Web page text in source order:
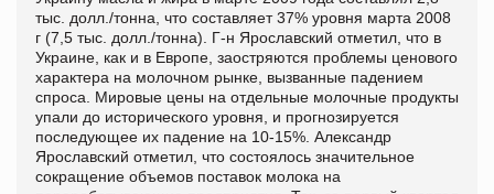
тыс. долл./тонна, что составляет 37% уровня марта 2008
г (7,5 тыс. долл./тонна). Г-н Ярославский отметил, что в
Украине, как и в Европе, заостряются проблемы ценового
характера на молочном рынке, вызванные падением
спроса. Мировые цены на отдельные молочные продукты
упали до исторического уровня, и прогнозируется
последующее их падение на 10-15%. Александр
Ярославский отметил, что состоялось значительное
сокращение объемов поставок молока на